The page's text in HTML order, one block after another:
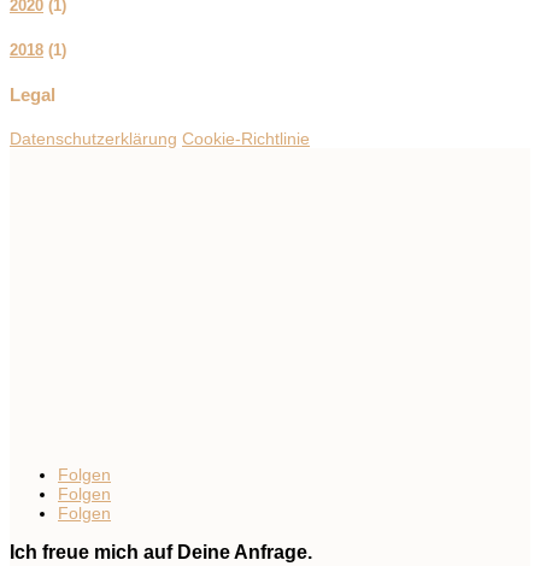
2020 (1)
2018 (1)
Legal
Datenschutzerklärung Cookie-Richtlinie
Folgen
Folgen
Folgen
Ich freue mich auf Deine Anfrage.